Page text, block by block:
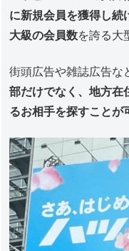
に新規会員を獲得し続
大級の会員数を誇る大
街頭広告や雑誌広告な
部だけでなく、地方在
るお相手を探すことが